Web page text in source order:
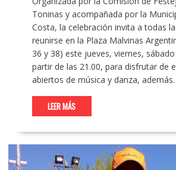
Toninas y acompañada por la
Costa, la celebración invita a todas
reunirse en la Plaza Malvinas
36 y 38) este jueves, viernes,
partir de las 21.00, para disfrutar de
abiertos de música y danza,
LEER MÁS